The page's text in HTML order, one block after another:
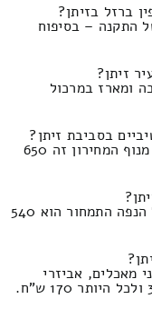
ברזל בזיתן?
התקנה – בסיפוח
זיתן?
ומארז במרכול
בסביבת זיתן?
עלות הובלה של קרמיקות בשילוב שירותי מנוף המחירון זה 650
אופציות של שינוע של ארונות מטבח כולל הנפה התמחור הוא 540
מאכלים, אביזרי